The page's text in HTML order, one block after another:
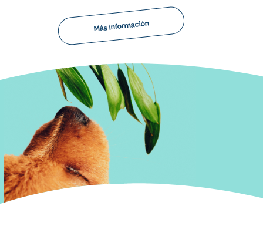
Más información